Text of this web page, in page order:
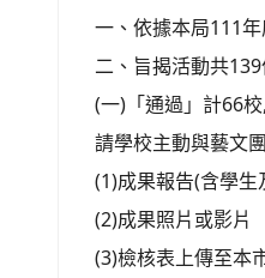
一、依據本局111
二、旨揭活動共
(一)「通過」計66
請學校主動與藝文
(1)成果報告(含學生
(2)成果照片或影片
(3)檢核表上傳至本